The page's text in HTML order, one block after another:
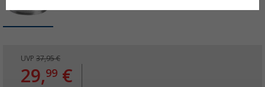
UVP 37,95 €
29,99 €